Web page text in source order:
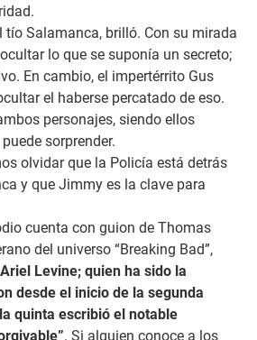
tío Salamanca, brilló. Con su mirada
lo que se suponía un secreto;
En cambio, el impertérrito Gus
el haberse percatado de eso.
personajes, siendo ellos
sorprender.
olvidar que la Policía está detrás
y que Jimmy es la clave para
cuenta con guion de Thomas
del universo “Breaking Bad”,
Ariel Levine; quien ha sido la
desde el inicio de la segunda
quinta escribió el notable
. Si alguien conoce a los